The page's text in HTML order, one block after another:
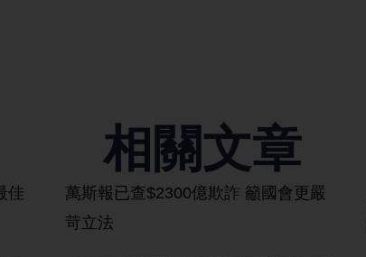
相關文章
佳
萬斯報已查$2300億欺詐 籲國會更嚴
苛立法